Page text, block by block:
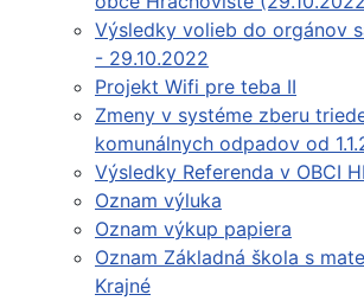
Výsledky volieb do orgánov
- 29.10.2022
Projekt Wifi pre teba II
Zmeny v systéme zberu
komunálnych odpadov od
Výsledky Referenda v OBCI
Oznam výluka
Oznam výkup papiera
Oznam Základná škola s
Krajné